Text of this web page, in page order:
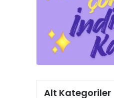
Alt Kategoriler